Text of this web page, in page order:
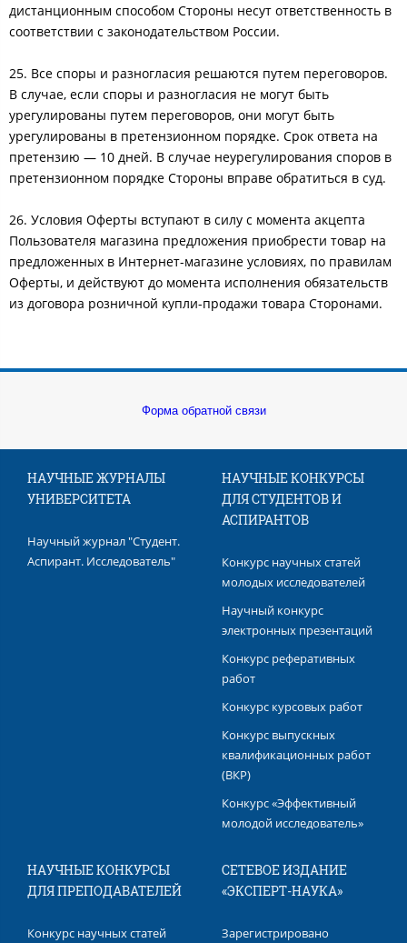
дистанционным способом Стороны несут ответственность в
соответствии с законодательством России.
25. Все споры и разногласия решаются путем переговоров.
В случае, если споры и разногласия не могут быть
урегулированы путем переговоров, они могут быть
урегулированы в претензионном порядке. Срок ответа на
претензию — 10 дней. В случае неурегулирования споров в
претензионном порядке Стороны вправе обратиться в суд.
26. Условия Оферты вступают в силу с момента акцепта
Пользователя магазина предложения приобрести товар на
предложенных в Интернет-магазине условиях, по правилам
Оферты, и действуют до момента исполнения обязательств
из договора розничной купли-продажи товара Сторонами.
Форма обратной связи
НАУЧНЫЕ ЖУРНАЛЫ
УНИВЕРСИТЕТА
Научный журнал "Студент.
Аспирант. Исследователь"
НАУЧНЫЕ КОНКУРСЫ
ДЛЯ СТУДЕНТОВ И
АСПИРАНТОВ
Конкурс научных статей
молодых исследователей
Научный конкурс
электронных презентаций
Конкурс реферативных
работ
Конкурс курсовых работ
Конкурс выпускных
квалификационных работ​
(ВКР)
Конкурс «Эффективный
молодой исследователь»
НАУЧНЫЕ КОНКУРСЫ
ДЛЯ ПРЕПОДАВАТЕЛЕЙ
Конкурс научных статей
СЕТЕВОЕ ИЗДАНИЕ
«ЭКСПЕРТ-НАУКА»
Зарегистрировано